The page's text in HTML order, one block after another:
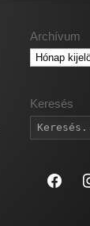
Archívum
Archívum
Keresés
facebook